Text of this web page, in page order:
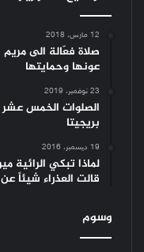
12 مارس، 2018
صلاة فعّالة الى
عونها وحمايتها
23 نوفمبر، 2019
الصلوات الخمس عشر
بريجيتا
19 ديسمبر، 2016
لماذا تبكي الرائية
قالت العذراء شيئاً
وسوم